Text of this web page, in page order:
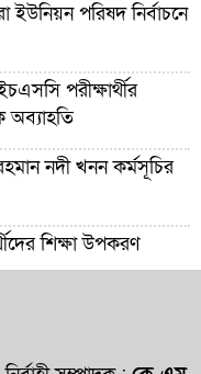
ইউনিয়ন পরিষদ নির্বাচনে
পরীক্ষার্থীর
রহমান নদী খনন কর্মসূচির
শিক্ষা উপকরণ